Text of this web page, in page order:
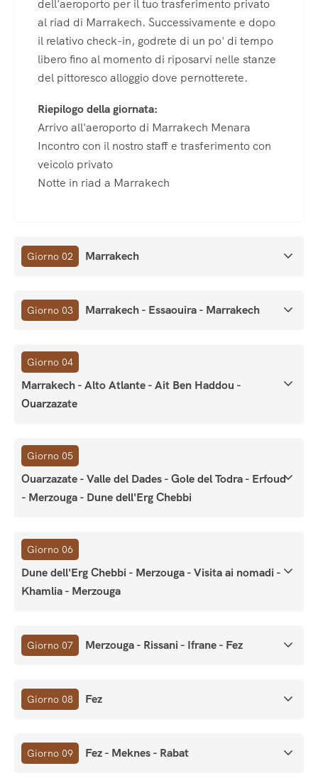
dell'aeroporto per il tuo trasferimento privato
al riad di Marrakech. Successivamente e dopo
il relativo check-in, godrete di un po' di tempo
libero fino al momento di riposarvi nelle stanze
del pittoresco alloggio dove pernotterete.
Riepilogo della giornata:
Arrivo all'aeroporto di Marrakech Menara
Incontro con il nostro staff e trasferimento con
veicolo privato
Notte in riad a Marrakech
Giorno 02 Marrakech
Giorno 03 Marrakech - Essaouira - Marrakech
Giorno 04
Marrakech - Alto Atlante - Ait Ben Haddou -
Ouarzazate
Giorno 05
Ouarzazate - Valle del Dades - Gole del Todra - Erfoud
- Merzouga - Dune dell'Erg Chebbi
Giorno 06
Dune dell'Erg Chebbi - Merzouga - Visita ai nomadi -
Khamlia - Merzouga
Giorno 07 Merzouga - Rissani - Ifrane - Fez
Giorno 08 Fez
Giorno 09 Fez - Meknes - Rabat